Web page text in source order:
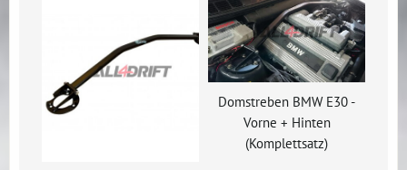
Domstreben BMW E30 -
Vorne + Hinten
(Komplettsatz)